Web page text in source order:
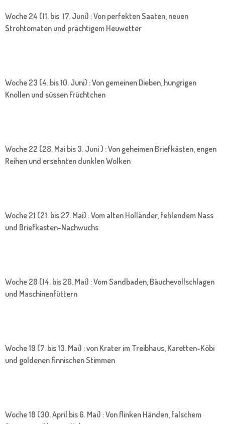
Woche 24 (11. bis 17. Juni) : Von perfekten Saaten, neuen
Strohtomaten und prächtigem Heuwetter
Woche 23 (4. bis 10. Juni) : Von gemeinen Dieben, hungrigen
Knollen und süssen Früchtchen
Woche 22 (28. Mai bis 3. Juni ) : Von geheimen Briefkästen, engen
Reihen und ersehnten dunklen Wolken
Woche 21 (21. bis 27. Mai) : Vom alten Holländer, fehlendem Nass
und Briefkasten-Nachwuchs
Woche 20 (14. bis 20. Mai) : Vom Sandbaden, Bäuchevollschlagen
und Maschinenfüttern
Woche 19 (7. bis 13. Mai) : von Krater im Treibhaus, Karetten-Köbi
und goldenen finnischen Stimmen
Woche 18 (30. April bis 6. Mai) : Von flinken Händen, falschem